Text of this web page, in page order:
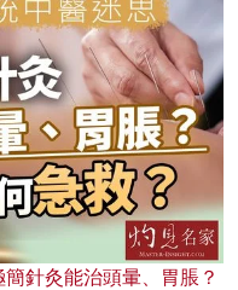
針灸能治頭暈、胃脹？